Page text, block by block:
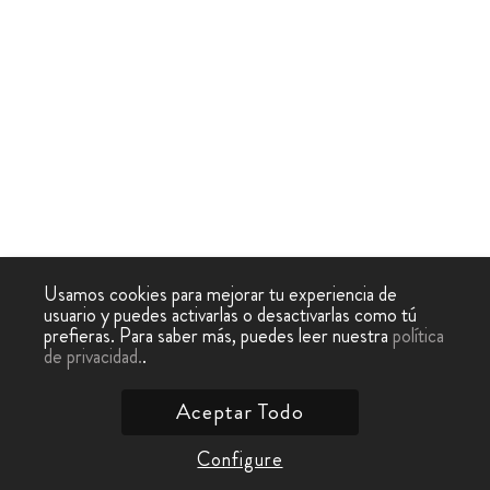
Usamos cookies para mejorar tu experiencia de
usuario y puedes activarlas o desactivarlas como tú
prefieras. Para saber más, puedes leer nuestrapolítica
de privacidad..
Configure
Aceptar Todo